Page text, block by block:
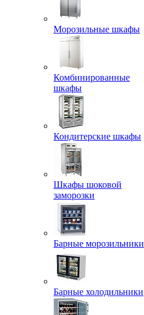
Морозильные шкафы
Комбинированные
шкафы
Кондитерские шкафы
Шкафы шоковой
заморозки
Барные морозильники
Барные холодильники